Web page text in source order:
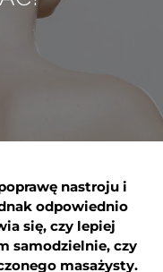
nastroju i
odpowiednio
się, czy lepiej
samodzielnie, czy
masażysty.